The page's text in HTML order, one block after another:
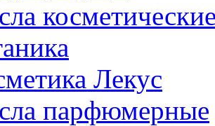
Лекус
парфюмерные